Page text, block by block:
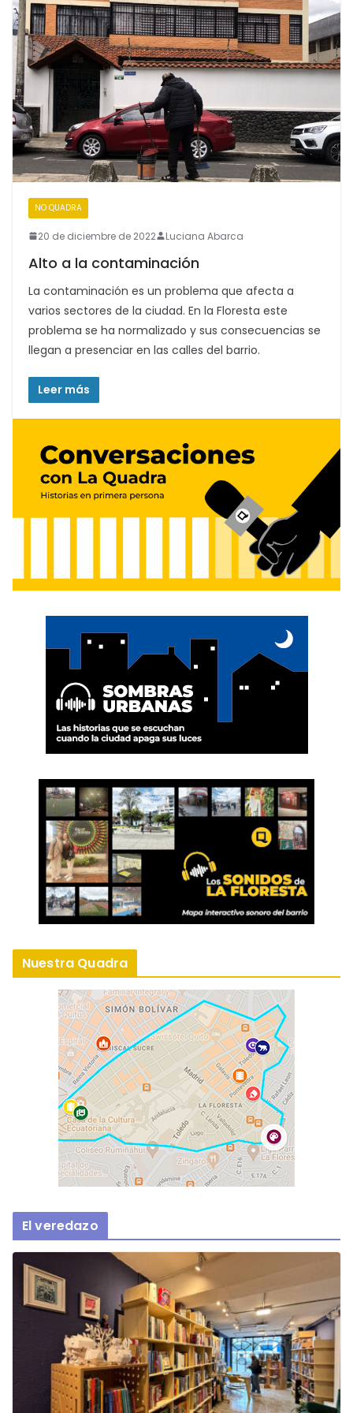
NO QUADRA
20 de diciembre de 2022 Luciana Abarca
Alto a la contaminación
La contaminación es un problema que afecta a
varios sectores de la ciudad. En la Floresta este
problema se ha normalizado y sus consecuencias se
llegan a presenciar en las calles del barrio.
Leer más
Nuestra Quadra
El veredazo